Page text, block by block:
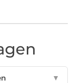
▼